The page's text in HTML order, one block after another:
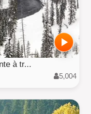
à tr...
5,004